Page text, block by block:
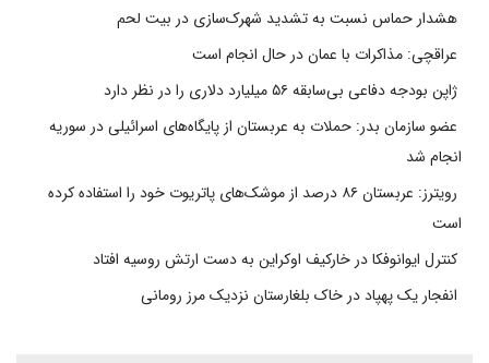
هشدار حماس نسبت به تشدید شهرک‌سازی در بیت‌ لحم
عراقچی: مذاکرات با عمان در حال انجام است
ژاپن بودجه دفاعی بی‌سابقه ۵۶ میلیارد دلاری را در نظر دارد
عضو سازمان بدر: حملات به عربستان از پایگاه‌های اسرائیلی در سوریه
انجام شد
رویترز: عربستان ۸۶ درصد از موشک‌های پاتریوت خود را استفاده کرده
است
کنترل ایوانوفکا در خارکیف اوکراین به دست ارتش روسیه افتاد
انفجار یک پهپاد در خاک بلغارستان نزدیک مرز رومانی